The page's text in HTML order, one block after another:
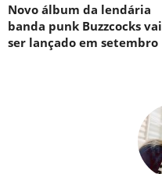
Novo álbum da lendária
banda punk Buzzcocks vai
ser lançado em setembro